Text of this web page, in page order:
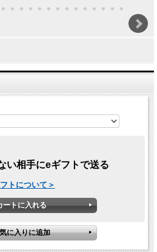
い相手にeギフトで送る
トについて＞